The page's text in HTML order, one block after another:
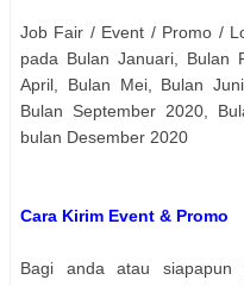
Job Fair / Event / Promo /
pada Bulan Januari, Bulan
April, Bulan Mei, Bulan
Bulan September 2020,
bulan Desember 2020
Cara Kirim Event & Promo
Bagi anda atau siapapun